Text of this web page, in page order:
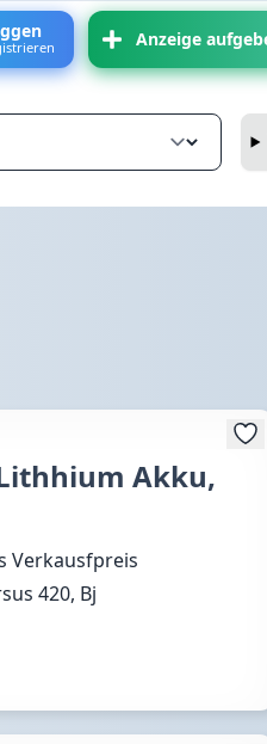
Anzeige
Akku,
Verkausfpreis
420, Bj